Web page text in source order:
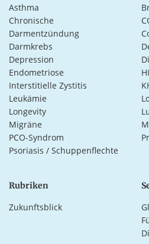
Asthma
Chronische
Darmentzündung
Darmkrebs
Depression
Endometriose
Interstitielle Zystitis
Leukämie
Longevity
Migräne
PCO-Syndrom
Psoriasis / Schuppenflechte
Rubriken
Zukunftsblick